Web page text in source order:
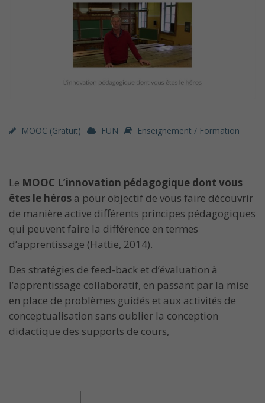
MOOC (gratuit) FUN Enseignement / Formation
Le MOOC L’innovation pédagogique dont vous
êtes le héros a pour objectif de vous faire découvrir
de manière active différents principes pédagogiques
qui peuvent faire la différence en termes
d’apprentissage (Hattie, 2014).
Des stratégies de feed-back et d’évaluation à
l’apprentissage collaboratif, en passant par la mise
en place de problèmes guidés et aux activités de
conceptualisation sans oublier la conception
didactique des supports de cours,